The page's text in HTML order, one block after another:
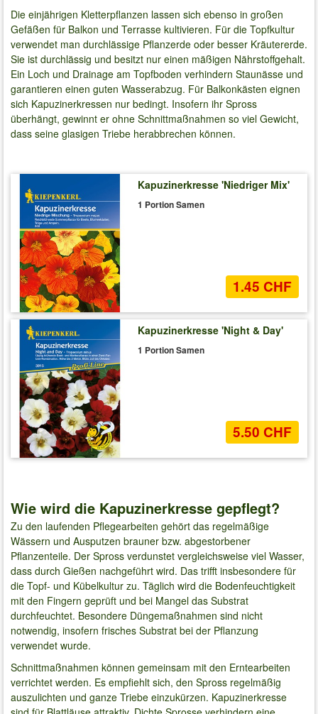
Die einjährigen Kletterpflanzen lassen sich ebenso in großen
Gefäßen für Balkon und Terrasse kultivieren. Für die Topfkultur
verwendet man durchlässige Pflanzerde oder besser Kräutererde.
Sie ist durchlässig und besitzt nur einen mäßigen Nährstoffgehalt.
Ein Loch und Drainage am Topfboden verhindern Staunässe und
garantieren einen guten Wasserabzug. Für Balkonkästen eignen
sich Kapuzinerkressen nur bedingt. Insofern ihr Spross
überhängt, gewinnt er ohne Schnittmaßnahmen so viel Gewicht,
dass seine glasigen Triebe herabbrechen können.
Kapuzinerkresse 'Niedriger Mix'
1 Portion Samen
1.45 CHF
Kapuzinerkresse 'Night & Day'
1 Portion Samen
5.50 CHF
Wie wird die Kapuzinerkresse gepflegt?
Zu den laufenden Pflegearbeiten gehört das regelmäßige
Wässern und Ausputzen brauner bzw. abgestorbener
Pflanzenteile. Der Spross verdunstet vergleichsweise viel Wasser,
dass durch Gießen nachgeführt wird. Das trifft insbesondere für
die Topf- und Kübelkultur zu. Täglich wird die Bodenfeuchtigkeit
mit den Fingern geprüft und bei Mangel das Substrat
durchfeuchtet. Besondere Düngemaßnahmen sind nicht
notwendig, insofern frisches Substrat bei der Pflanzung
verwendet wurde.
Schnittmaßnahmen können gemeinsam mit den Erntearbeiten
verrichtet werden. Es empfiehlt sich, den Spross regelmäßig
auszulichten und ganze Triebe einzukürzen. Kapuzinerkresse